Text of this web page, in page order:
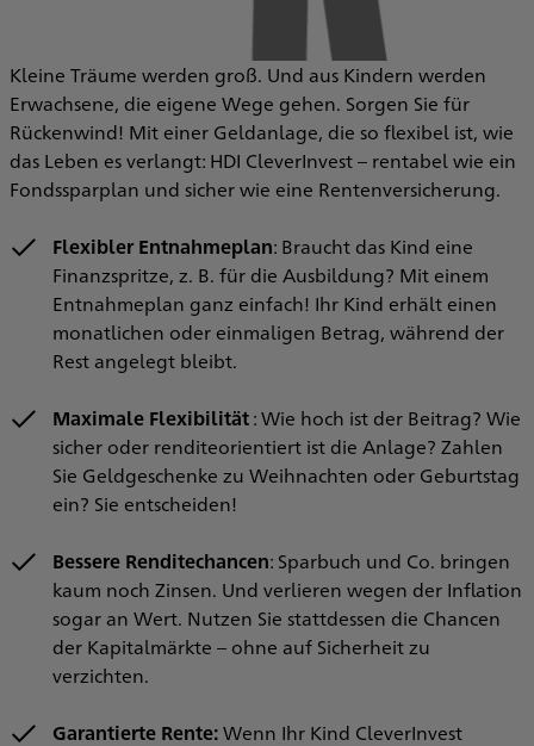
Kleine Träume werden groß. Und aus Kindern werden
Erwachsene, die eigene Wege gehen. Sorgen Sie für
Rückenwind! Mit einer Geldanlage, die so flexibel ist, wie
das Leben es verlangt: HDI CleverInvest – rentabel wie ein
Fondssparplan und sicher wie eine Rentenversicherung.
Flexibler Entnahmeplan: Braucht das Kind eine
Finanzspritze, z. B. für die Ausbildung? Mit einem
Entnahmeplan ganz einfach! Ihr Kind erhält einen
monatlichen oder einmaligen Betrag, während der
Rest angelegt bleibt.
Maximale Flexibilität: Wie hoch ist der Beitrag? Wie
sicher oder renditeorientiert ist die Anlage? Zahlen
Sie Geldgeschenke zu Weihnachten oder Geburtstag
ein? Sie entscheiden!
Bessere Renditechancen: Sparbuch und Co. bringen
kaum noch Zinsen. Und verlieren wegen der Inflation
sogar an Wert. Nutzen Sie stattdessen die Chancen
der Kapitalmärkte – ohne auf Sicherheit zu
verzichten.
Garantierte Rente:Wenn Ihr Kind CleverInvest